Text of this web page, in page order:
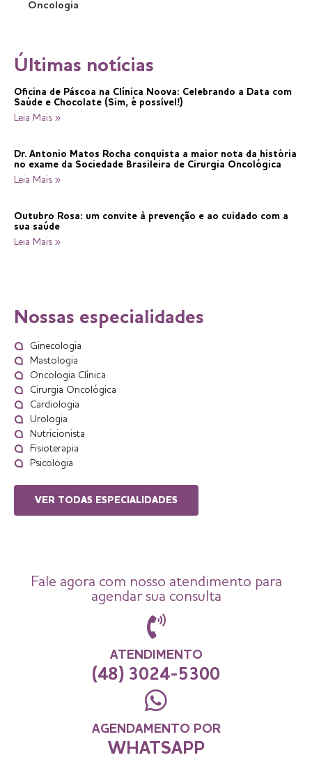
Oncologia
Últimas notícias
Oficina de Páscoa na Clínica Noova: Celebrando a Data com
Saúde e Chocolate (Sim, é possível!)
Leia Mais »
Dr. Antonio Matos Rocha conquista a maior nota da história
no exame da Sociedade Brasileira de Cirurgia Oncológica
Leia Mais »
Outubro Rosa: um convite à prevenção e ao cuidado com a
sua saúde
Leia Mais »
Nossas especialidades
Ginecologia
Mastologia
Oncologia Clínica
Cirurgia Oncológica
Cardiologia
Urologia
Nutricionista
Fisioterapia
Psicologia
VER TODAS ESPECIALIDADES
Fale agora com nosso atendimento para
agendar sua consulta
ATENDIMENTO
(48) 3024-5300
AGENDAMENTO POR
WHATSAPP